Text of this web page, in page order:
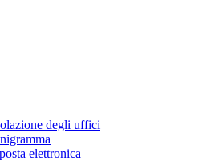
degli uffici
elettronica